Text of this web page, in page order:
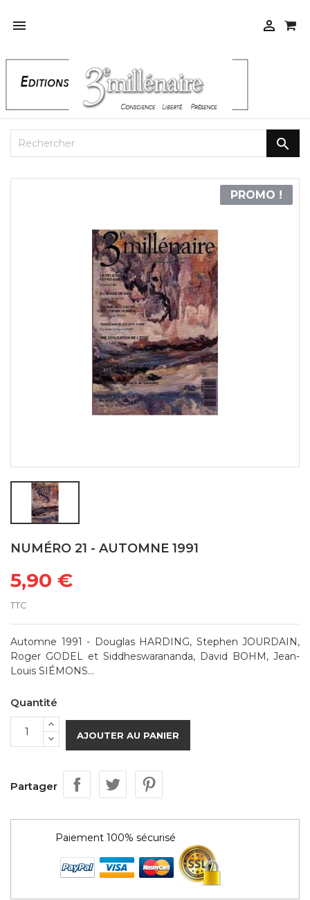
 

PROMO !
NUMÉRO 21 - AUTOMNE 1991
5,90 €
TTC
Automne 1991 - Douglas HARDING, Stephen JOURDAIN,
Roger GODEL et Siddheswarananda, David BOHM, Jean-
Louis SIÉMONS...
Quantité
AJOUTER AU PANIER
Partager
Paiement 100% sécurisé